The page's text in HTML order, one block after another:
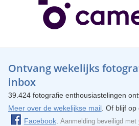
Ontvang wekelijks
inbox
39.424 fotografie enthousiastelingen
Meer over de wekelijkse mail. Of blijf op
Facebook. Aanmelding beveiligd met